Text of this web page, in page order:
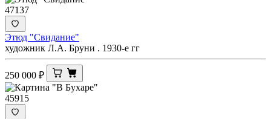
47137
Этюд "Свидание"
художник Л.А. Бруни . 1930-е гг
250 000 ₽
45915